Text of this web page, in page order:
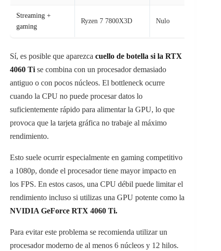
Streaming +
gaming
Ryzen 7 7800X3D Nulo
Sí, es posible que aparezca cuello de botella si la RTX
4060 Ti se combina con un procesador demasiado
antiguo o con pocos núcleos. El bottleneck ocurre
cuando la CPU no puede procesar datos lo
suficientemente rápido para alimentar la GPU, lo que
provoca que la tarjeta gráfica no trabaje al máximo
rendimiento.
Esto suele ocurrir especialmente en gaming competitivo
a 1080p, donde el procesador tiene mayor impacto en
los FPS. En estos casos, una CPU débil puede limitar el
rendimiento incluso si utilizas una GPU potente como la
NVIDIA GeForce RTX 4060 Ti.
Para evitar este problema se recomienda utilizar un
procesador moderno de al menos 6 núcleos y 12 hilos.